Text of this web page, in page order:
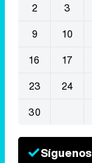
2
3
9
10
16
17
23
24
30
Síguenos